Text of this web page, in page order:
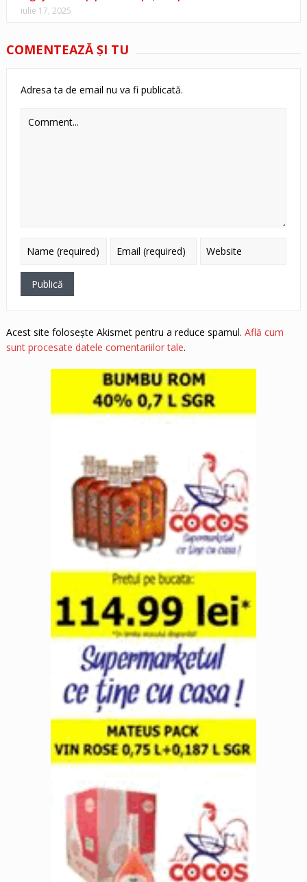
iulie 17, 2025
COMENTEAZĂ ŞI TU
Adresa ta de email nu va fi publicată.
Acest site folosește Akismet pentru a reduce spamul. Află cum
sunt procesate datele comentariilor tale.